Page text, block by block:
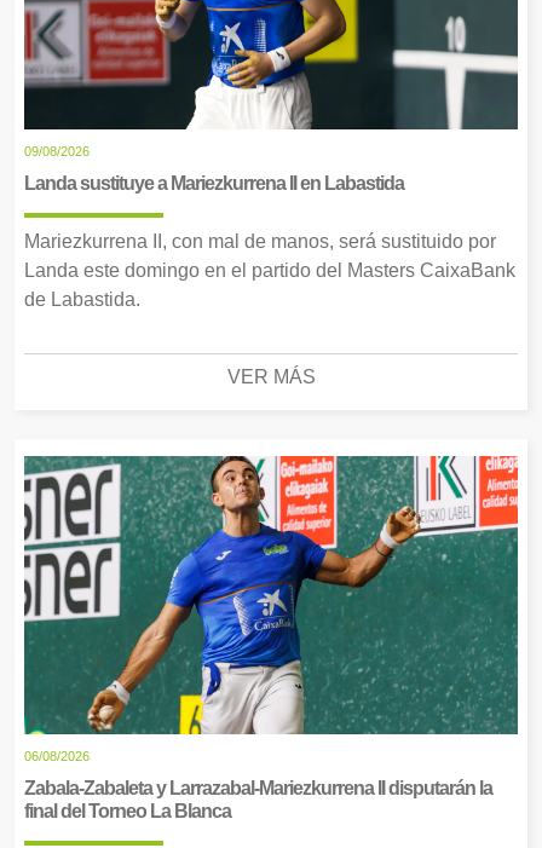
09/08/2026
Landa sustituye a Mariezkurrena II en Labastida
Mariezkurrena II, con mal de manos, será sustituido por
Landa este domingo en el partido del Masters CaixaBank
de Labastida.
VER MÁS
06/08/2026
Zabala-Zabaleta y Larrazabal-Mariezkurrena II disputarán la
final del Torneo La Blanca